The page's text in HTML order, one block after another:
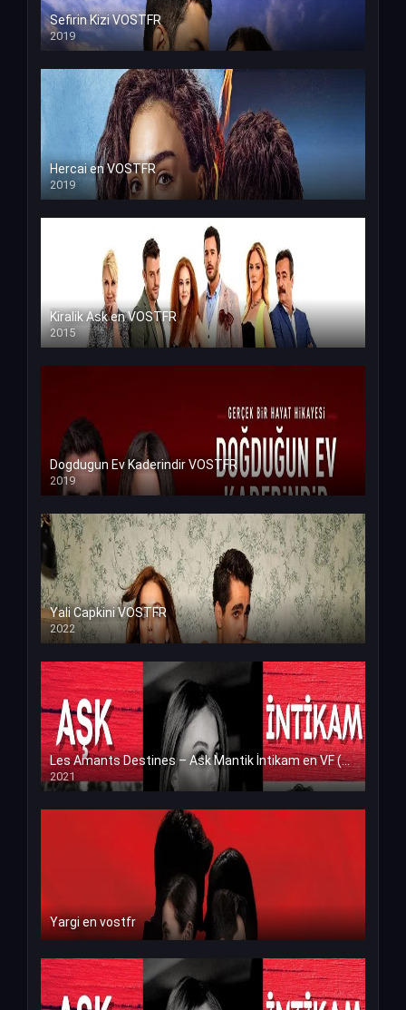
Sefirin Kizi VOSTFR
2019
Hercai en VOSTFR
2019
Kiralik Ask en VOSTFR
2015
Dogdugun Ev Kaderindir VOSTFR
2019
Yali Capkini VOSTFR
2022
Les Amants Destines – Ask Mantik İntikam en VF (Voix Francaise)
2021
Yargi en vostfr